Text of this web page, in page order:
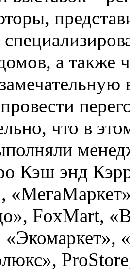
а также
что в
Кэш энд
FoxMart,
«Экомаркет»,